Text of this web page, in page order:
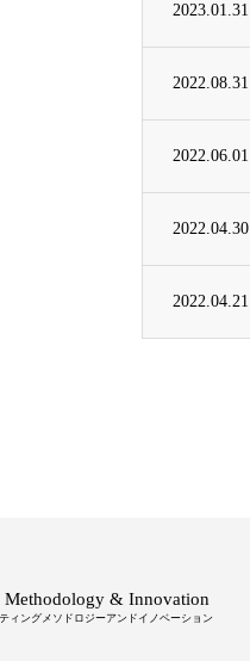
2023.01.31
2022.08.31
2022.06.01
2022.04.30
2022.04.21
Methodology & Innovation